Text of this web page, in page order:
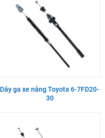
Dây ga xe nâng Toyota 6-7FD20-
30